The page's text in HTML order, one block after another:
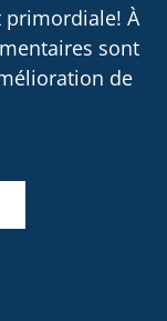
primordiale! À
sont
de